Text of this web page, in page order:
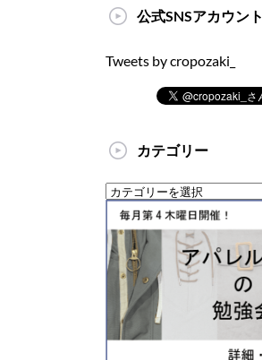
公式SNSアカウント
Tweets by cropozaki_
カテゴリー